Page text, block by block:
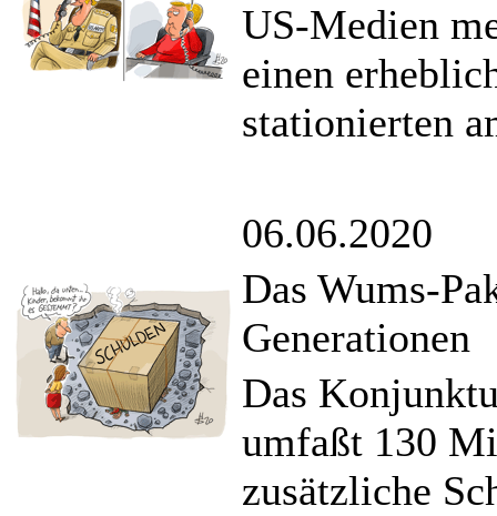
US-Medien
einen
stationierten
06.06.2020
Das Wums-
Generationen
Das
umfaßt 130
zusätzliche